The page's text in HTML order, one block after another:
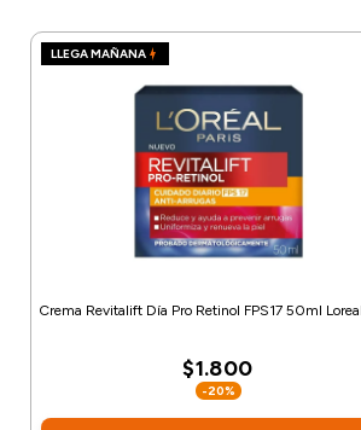
LLEGA MAÑANA
Crema Revitalift Día Pro Retinol FPS17 50ml
$1.800
-20%